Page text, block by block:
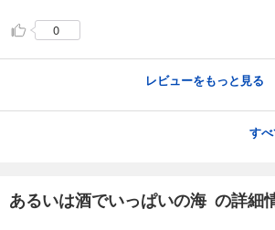
0
レビューをもっと見る
す
あるいは酒でいっぱいの海 の詳細